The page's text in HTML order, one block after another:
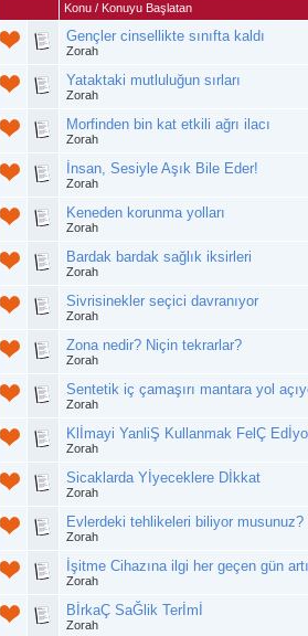
Konu / Konuyu Başlatan
Gençler cinsellikte sınıfta kaldı
Zorah
Yataktaki mutluluğun sırları
Zorah
Morfinden bin kat etkili ağrı ilacı
Zorah
İnsan, Sesiyle Aşık Bile Eder!
Zorah
Keneden korunma yolları
Zorah
Bardak bardak sağlık iksirleri
Zorah
Sivrisinekler seçici davranıyor
Zorah
Zona nedir? Niçin tekrarlar?
Zorah
Sentetik iç çamaşırı mantara yol
Zorah
Klİmayi YanliŞ Kullanmak FelÇ
Zorah
Sicaklarda Yİyeceklere Dİkkat
Zorah
Evlerdeki tehlikeleri biliyor musunuz?
Zorah
İşitme Cihazına ilgi her geçen gün
Zorah
BİrkaÇ SaĞlik Terİmİ
Zorah